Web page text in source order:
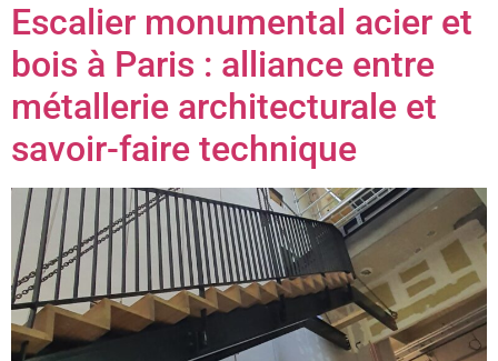
Escalier monumental acier et
bois à Paris : alliance entre
métallerie architecturale et
savoir-faire technique